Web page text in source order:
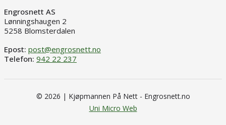
Engrosnett AS
Lønningshaugen 2
5258 Blomsterdalen
Epost: post@engrosnett.no
Telefon: 942 22 237
© 2026 | Kjøpmannen På Nett - Engrosnett.no
Uni Micro Web